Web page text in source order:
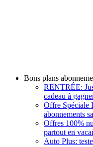
Bons plans
RENTRÉE:
cadeau à
Offre Spéciale
abonnements
Offres 100%
partout en
Auto Plus: